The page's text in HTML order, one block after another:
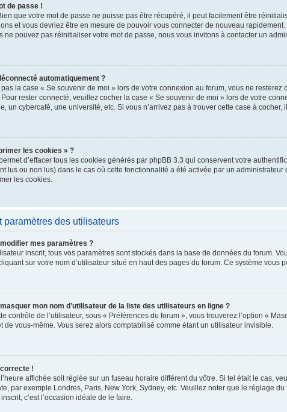
de passe !
que votre mot de passe ne puisse pas être récupéré, il peut facilement être
et vous devriez être en mesure de pouvoir vous connecter de nouveau rapidement.
ne pouvez pas réinitialiser votre mot de passe, nous vous invitons à contacter un
automatiquement ?
la case « Se souvenir de moi » lors de votre connexion au forum, vous ne
Pour rester connecté, veuillez cocher la case « Se souvenir de moi » lors de votre
un cybercafé, une université, etc. Si vous n’arrivez pas à trouver cette case à
les cookies » ?
d’effacer tous les cookies générés par phpBB 3.3 qui conservent votre
lus ou non lus) dans le cas où cette fonctionnalité a été activée par un
les cookies.
paramètres des utilisateurs
mes paramètres ?
inscrit, tous vos paramètres sont stockés dans la base de données du forum.
sur votre nom d’utilisateur situé en haut des pages du forum. Ce système vous
mon nom d’utilisateur de la liste des utilisateurs en ligne ?
contrôle de l’utilisateur, sous « Préférences du forum », vous trouverez l’option «
de vous-même. Vous serez alors comptabilisé comme étant un utilisateur invisible.
correcte !
affichée soit réglée sur un fuseau horaire différent du vôtre. Si tel était le cas,
par exemple Londres, Paris, New York, Sydney, etc. Veuillez noter que le réglage
c’est l’occasion idéale de le faire.